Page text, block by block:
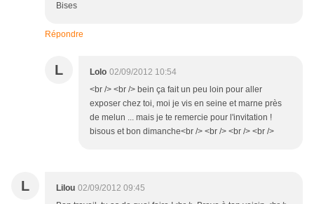
Bises
Répondre
L Lolo 02/09/2012 10:54
<br /> <br /> bein ça fait un peu loin pour aller
exposer chez toi, moi je vis en seine et marne près
de melun ... mais je te remercie pour l'invitation !
bisous et bon dimanche<br /> <br /> <br /> <br />
L Lilou 02/09/2012 09:45